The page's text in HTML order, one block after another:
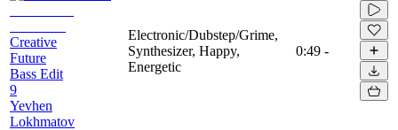
Creative
Future
Bass Edit
9
Yevhen
Lokhmatov
Electronic/Dubstep/Grime,
Synthesizer, Happy,
Energetic
0:49 -